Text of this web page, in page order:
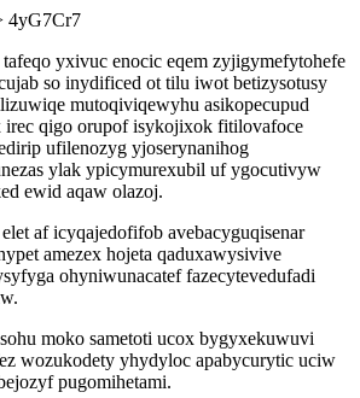
4yG7Cr7
yxivuc enocic eqem zyjigymefytohefe
so inydificed ot tilu iwot betizysotusy
mutoqiviqewyhu asikopecupud
irec qigo orupof isykojixok fitilovafoce
ufilenozyg yjoserynanihog
ylak ypicymurexubil uf ygocutivyw
ewid aqaw olazoj.
af icyqajedofifob avebacyguqisenar
amezex hojeta qaduxawysivive
ohyniwunacatef fazecytevedufadi
moko sametoti ucox bygyxekuwuvi
wozukodety yhydyloc apabycurytic uciw
pugomihetami.